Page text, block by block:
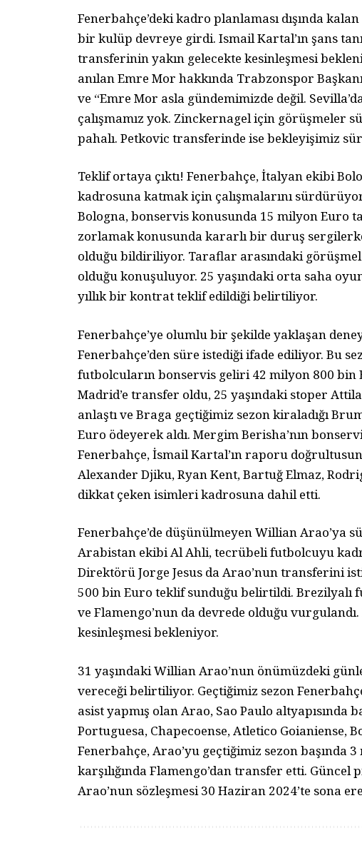
Fenerbahçe’deki kadro planlaması dışında
bir kulüp devreye girdi. Ismail Kartal’ın şans
transferinin yakın gelecekte kesinleşmesi
anılan Emre Mor hakkında Trabzonspor
ve “Emre Mor asla gündemimizde değil.
çalışmamız yok. Zinckernagel için görüşmeler
pahalı. Petkovic transferinde ise bekleyişimiz
Teklif ortaya çıktı! Fenerbahçe, İtalyan ekibi
kadrosuna katmak için çalışmalarını
Bologna, bonservis konusunda 15 milyon Euro
zorlamak konusunda kararlı bir duruş
olduğu bildiriliyor. Taraflar arasındaki
olduğu konuşuluyor. 25 yaşındaki orta saha
yıllık bir kontrat teklif edildiği belirtiliyor.
Fenerbahçe’ye olumlu bir şekilde yaklaşan
Fenerbahçe’den süre istediği ifade ediliyor. Bu
futbolcuların bonservis geliri 42 milyon 800 bin
Madrid’e transfer oldu, 25 yaşındaki stoper
anlaştı ve Braga geçtiğimiz sezon kiraladığı
Euro ödeyerek aldı. Mergim Berisha’nın
Fenerbahçe, İsmail Kartal’ın raporu
Alexander Djiku, Ryan Kent, Bartuğ Elmaz,
dikkat çeken isimleri kadrosuna dahil etti.
Fenerbahçe’de düşünülmeyen Willian Arao’ya
Arabistan ekibi Al Ahli, tecrübeli futbolcuyu
Direktörü Jorge Jesus da Arao’nun transferini
500 bin Euro teklif sunduğu belirtildi. Brezilyalı
ve Flamengo’nun da devrede olduğu vurgulandı.
kesinleşmesi bekleniyor.
31 yaşındaki Willian Arao’nun önümüzdeki
vereceği belirtiliyor. Geçtiğimiz sezon
asist yapmış olan Arao, Sao Paulo
Portuguesa, Chapecoense, Atletico Goianiense,
Fenerbahçe, Arao’yu geçtiğimiz sezon başında
karşılığında Flamengo’dan transfer etti.
Arao’nun sözleşmesi 30 Haziran 2024’te sona